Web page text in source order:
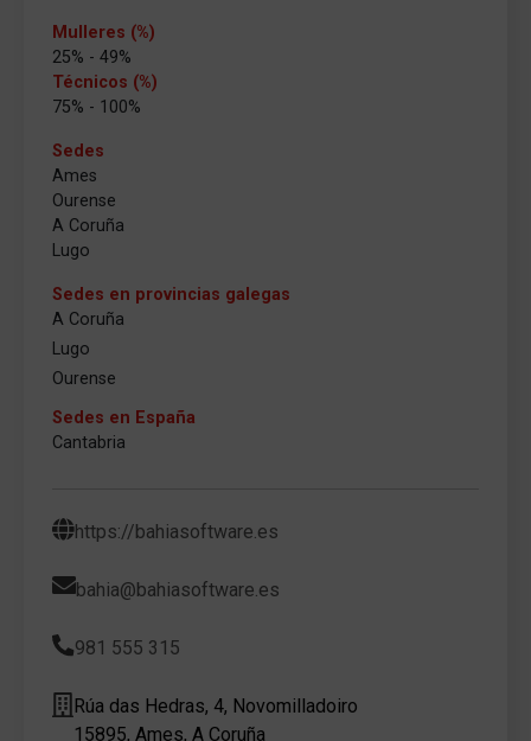
Mulleres (%)
25% - 49%
Técnicos (%)
75% - 100%
Sedes
Ames
Ourense
A Coruña
Lugo
Sedes en provincias galegas
A Coruña
Lugo
Ourense
Sedes en España
Cantabria
https://bahiasoftware.es
bahia@bahiasoftware.es
981 555 315
Rúa das Hedras, 4, Novomilladoiro
15895, Ames, A Coruña